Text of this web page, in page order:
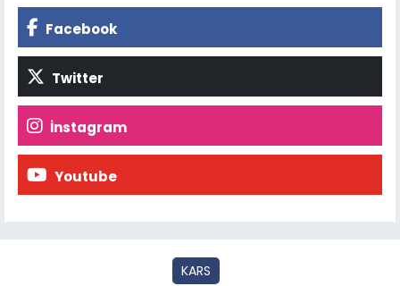
Facebook
Twitter
İnstagram
Youtube
KARS